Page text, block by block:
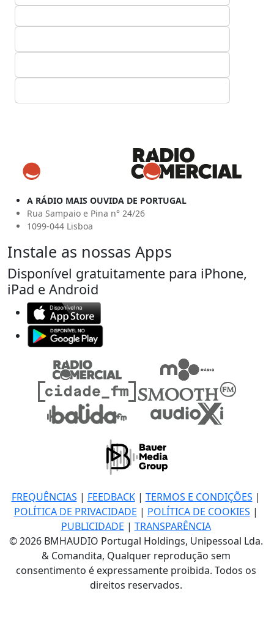
A RÁDIO MAIS OUVIDA DE PORTUGAL
Rua Sampaio e Pina n° 24/26
1099-044 Lisboa
Instale as nossas Apps
Disponível gratuitamente para iPhone,
iPad e Android
FREQUÊNCIAS | FEEDBACK| TERMOS E CONDIÇÕES |
POLÍTICA DE PRIVACIDADE | POLÍTICA DE COOKIES |
PUBLICIDADE | TRANSPARÊNCIA
© 2026 BMHAUDIO Portugal Holdings, Unipessoal Lda.
& Comandita, Qualquer reprodução sem
consentimento é expressamente proibida. Todos os
direitos reservados.